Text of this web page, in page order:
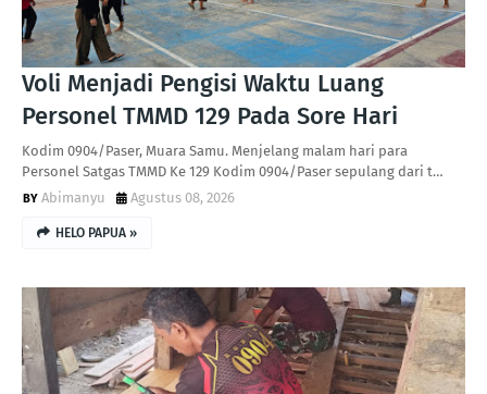
Voli Menjadi Pengisi Waktu Luang
Personel TMMD 129 Pada Sore Hari
Kodim 0904/Paser, Muara Samu. Menjelang malam hari para
Personel Satgas TMMD Ke 129 Kodim 0904/Paser sepulang dari t…
Abimanyu
Agustus 08, 2026
HELO PAPUA »